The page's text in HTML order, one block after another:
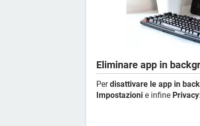
Eliminare app in
Perdisattivare le app in
Impostazioni e infine Privacy: